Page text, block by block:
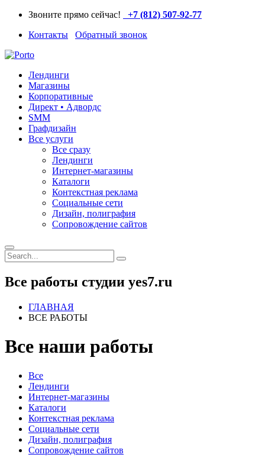
Звоните прямо сейчас!
+7 (812) 507-92-77
Контакты
Обратный звонок
Лендинги
Магазины
Корпоративные
Директ • Адвордс
SMM
Графдизайн
Все услуги
Все сразу
Лендинги
Интернет-магазины
Каталоги
Контекстная реклама
Социальные сети
Дизайн, полиграфия
Сопровождение сайтов
Все работы студии yes7.ru
ГЛАВНАЯ
ВСЕ РАБОТЫ
Все наши работы
Все
Лендинги
Интернет-магазины
Каталоги
Контекстная реклама
Социальные сети
Дизайн, полиграфия
Сопровождение сайтов